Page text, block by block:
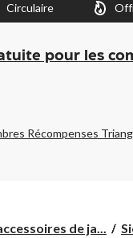
Circulaire
pour les
Récompenses
de ja...